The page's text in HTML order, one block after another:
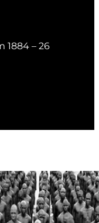
1884 – 26